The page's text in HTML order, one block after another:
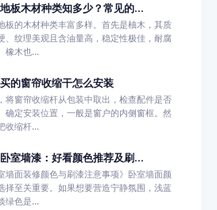
板木材种类知多少？常见的...
板的木材种类丰富多样。首先是柚木，其质
、纹理美观且含油量高，稳定性极佳，耐腐
橡木也...
的窗帘收缩干怎么安装
将窗帘收缩杆从包装中取出，检查配件是否
确定安装位置，一般是窗户的内侧窗框。然
收缩杆...
室墙漆：好看颜色推荐及刷...
墙面装修颜色与刷漆注意事项》卧室墙面颜
择至关重要。如果想要营造宁静氛围，浅蓝
绿色是...